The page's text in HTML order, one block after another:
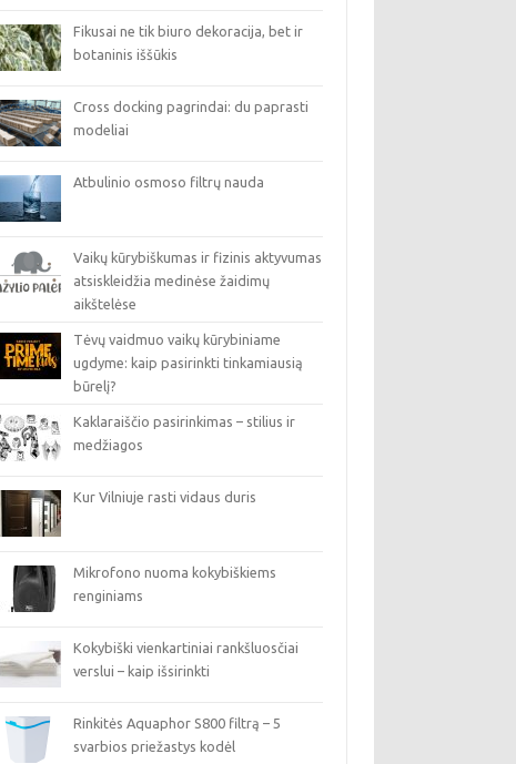
Fikusai ne tik biuro dekoracija, bet ir
botaninis iššūkis
Cross docking pagrindai: du paprasti
modeliai
Atbulinio osmoso filtrų nauda
Vaikų kūrybiškumas ir fizinis aktyvumas
atsiskleidžia medinėse žaidimų
aikštelėse
Tėvų vaidmuo vaikų kūrybiniame
ugdyme: kaip pasirinkti tinkamiausią
būrelį?
Kaklaraiščio pasirinkimas – stilius ir
medžiagos
Kur Vilniuje rasti vidaus duris
Mikrofono nuoma kokybiškiems
renginiams
Kokybiški vienkartiniai rankšluosčiai
verslui – kaip išsirinkti
Rinkitės Aquaphor S800 filtrą – 5
svarbios priežastys kodėl